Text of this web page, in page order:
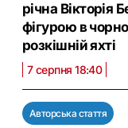
річна Вікторія
фігурою в
розкішній яхті
7 серпня 18:40
Авторська стаття